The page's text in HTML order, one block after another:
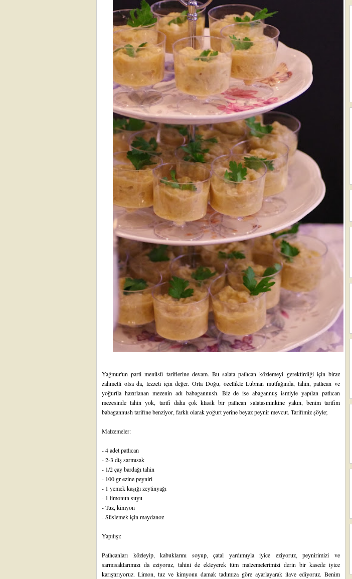
Yağmur'un parti menüsü tariflerine devam. Bu salata patlıcan közlemeyi gerektirdiği için biraz
zahmetli olsa da, lezzeti için değer. Orta Doğu, özellikle Lübnan mutfağında, tahin, patlıcan ve
yoğurtla hazırlanan mezenin adı babagannush. Biz de ise abagannuş ismiyle yapılan patlıcan
mezesinde tahin yok, tarifi daha çok klasik bir patlıcan salatasıninkine yakın, benim tarifim
babagannush tarifine benziyor, farklı olarak yoğurt yerine beyaz peynir mevcut. Tarifimiz şöyle;
Malzemeler:
- 4 adet patlıcan
- 2-3 diş sarmısak
- 1/2 çay bardağı tahin
- 100 gr ezine peyniri
- 1 yemek kaşığı zeytinyağı
- 1 limonun suyu
- Tuz, kimyon
- Süslemek için maydanoz
Yapılışı:
Patlıcanları közleyip, kabuklarını soyup, çatal yardımıyla iyice eziyoruz, peynirimizi ve
sarmısaklarımızı da eziyoruz, tahini de ekleyerek tüm malzemelerimizi derin bir kasede iyice
karıştırıyoruz. Limon, tuz ve kimyonu damak tadımıza göre ayarlayarak ilave ediyoruz. Benim